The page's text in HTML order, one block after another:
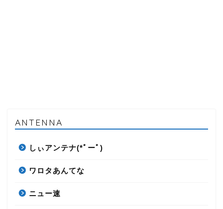
ANTENNA
しぃアンテナ(*ﾟーﾟ)
ワロタあんてな
ニュー速